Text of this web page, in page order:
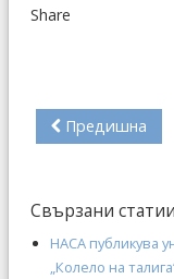
Share
Предишна
Свързани статии
НАСА публикува
„Колело на